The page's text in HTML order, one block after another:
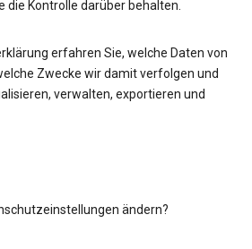
die Kontrolle darüber behalten.
erfahren Sie, welche Daten von
Zwecke wir damit verfolgen und
verwalten, exportieren und
ändern?